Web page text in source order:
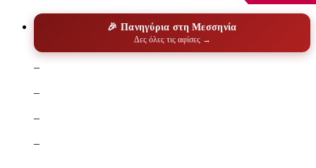
🎉 Πανηγύρια στη Μεσσηνία
Δες όλες τις αφίσες →
–
–
–
–